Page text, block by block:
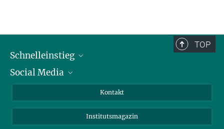
TOP
Schnelleinstieg
Alumni
Social Media
Facebook
Kontakt
Institutsmagazin